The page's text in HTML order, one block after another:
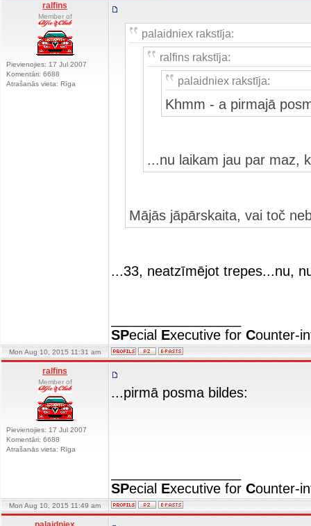
ralfins
Member of
Pievienojies: 17 Jul 2007
Komentāri: 6688
Atrašanās vieta: Rīga
palaidniex rakstīja:
ralfins rakstīja:
palaidniex rakstīja:
Khmm - a pirmajā
...nu laikam jau par maz,
Mājās jāpārskaita, vai toč
...33, neatzīmējot trepes...nu,
SPecial Executive for Counter-
Mon Aug 10, 2015 11:31 am
ralfins
Member of
Pievienojies: 17 Jul 2007
Komentāri: 6688
Atrašanās vieta: Rīga
...pirmā posma bildes:
SPecial Executive for Counter-
Mon Aug 10, 2015 11:49 am